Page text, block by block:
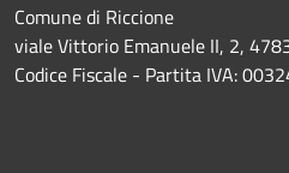
Comune di Riccione
viale Vittorio Emanuele II, 2,
Codice Fiscale - Partita IVA: